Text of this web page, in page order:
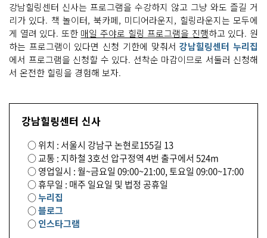
강남힐링센터 신사는 프로그램을 수강하지 않고 그냥 와도 즐길 거
리가 있다. 책 놀이터, 북카페, 미디어라운지, 힐링라운지는 모두에
게 열려 있다. 또한 매일 주야로 힐링 프로그램을 진행하고 있다. 원
하는 프로그램이 있다면 신청 기한에 맞춰서강남힐링센터 누리집
에서 프로그램을 신청할 수 있다. 선착순 마감이므로 서둘러 신청해
서 온전한 힐링을 경험해 보자.
강남힐링센터 신사
○ 위치 : 서울시 강남구 논현로155길 13
○ 교통 : 지하철 3호선 압구정역 4번 출구에서 524m
○ 영업일시 : 월~금요일 09:00~21:00, 토요일 09:00~17:00
○ 휴무일 : 매주 일요일 및 법정 공휴일
○누리집
○블로그
○인스타그램